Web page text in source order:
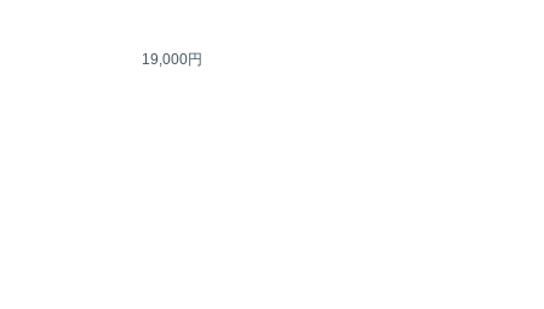
19,000円